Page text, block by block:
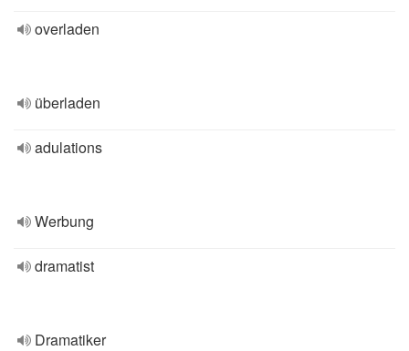
overladen
überladen
adulations
Werbung
dramatist
Dramatiker